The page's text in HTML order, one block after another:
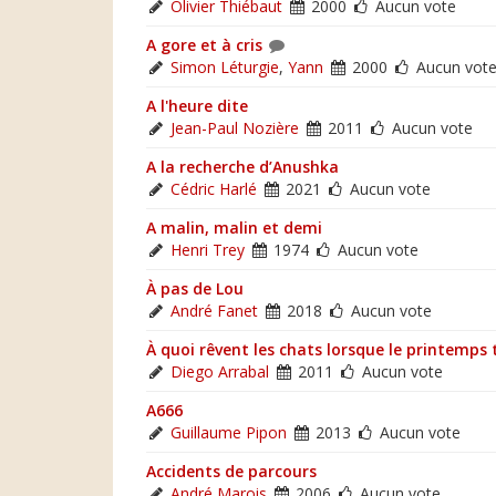
Olivier Thiébaut
2000
Aucun vote
A gore et à cris
Simon Léturgie, Yann 2000
Aucun vote
A l'heure dite
Jean-Paul Nozière
2011
Aucun vote
A la recherche d’Anushka
Cédric Harlé
2021
Aucun vote
A malin, malin et demi
Henri Trey
1974
Aucun vote
À pas de Lou
André Fanet
2018
Aucun vote
À quoi rêvent les chats lorsque le printemps
Diego Arrabal
2011
Aucun vote
A666
Guillaume Pipon
2013
Aucun vote
Accidents de parcours